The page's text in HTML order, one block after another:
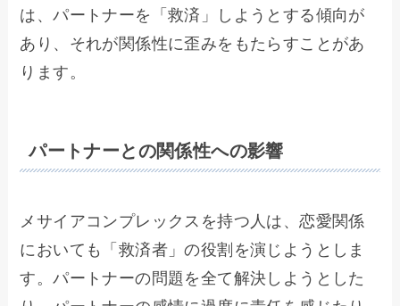
は、パートナーを「救済」しようとする傾向が
あり、それが関係性に歪みをもたらすことがあ
ります。
パートナーとの関係性への影響
メサイアコンプレックスを持つ人は、恋愛関係
においても「救済者」の役割を演じようとしま
す。パートナーの問題を全て解決しようとした